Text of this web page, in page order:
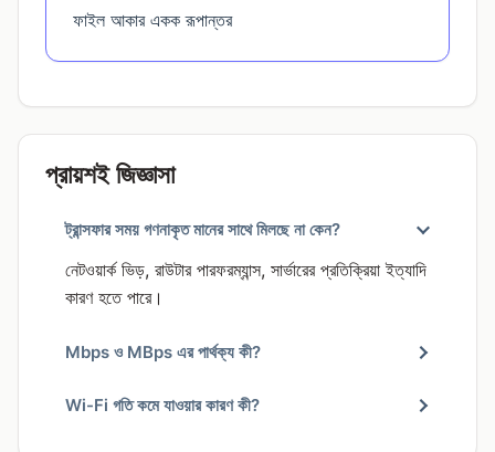
ফাইল আকার একক রূপান্তর
প্রায়শই জিজ্ঞাসা
ট্রান্সফার সময় গণনাকৃত মানের সাথে মিলছে না কেন?
নেটওয়ার্ক ভিড়, রাউটার পারফরম্যান্স, সার্ভারের প্রতিক্রিয়া ইত্যাদি
কারণ হতে পারে।
Mbps ও MBps এর পার্থক্য কী?
Wi-Fi গতি কমে যাওয়ার কারণ কী?